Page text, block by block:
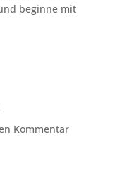
beginne mit
Kommentar